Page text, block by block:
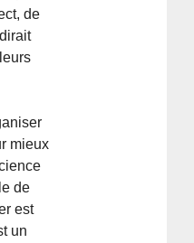
de
mieux
de
est
un